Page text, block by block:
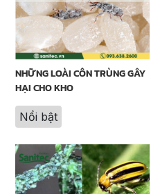
NHỮNG LOÀI CÔN TRÙNG GÂY
HẠI CHO KHO
Nổi bật